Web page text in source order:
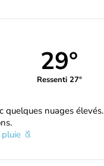
29°
Ressenti 27°
quelques nuages élevés.